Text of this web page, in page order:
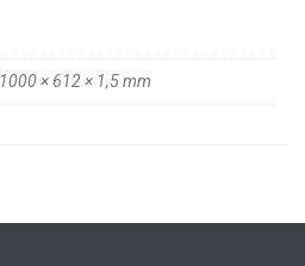
1000 × 612 × 1,5 mm